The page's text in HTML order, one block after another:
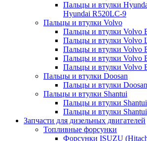
Пальцы и втулки
Hyundai R520LC-9
Пальцы и втулки Volvo
Пальцы и втулки Volvo
Пальцы и втулки Volvo
Пальцы и втулки Volvo
Пальцы и втулки Volvo
Пальцы и втулки Volvo
Пальцы и втулки Doosan
Пальцы и втулки
Пальцы и втулки Shantui
Пальцы и втулки
Пальцы и втулки
Запчасти для дизельных двигателей
Топливные форсунки
Форсунки ISUZU